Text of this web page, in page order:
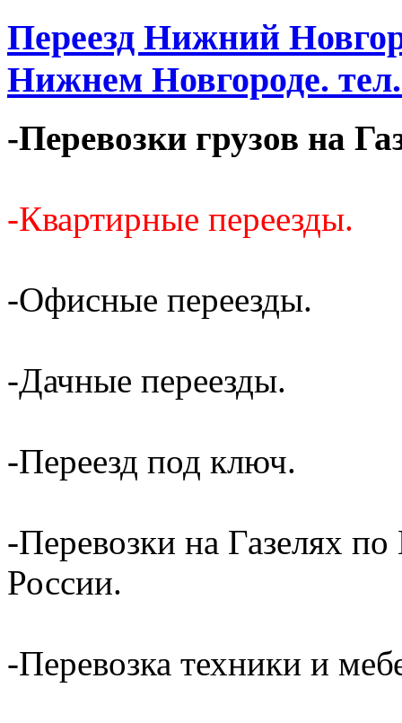
Переезд Нижний
Нижнем Новгороде.
-Перевозки грузов на
-Квартирные переезды.
-Офисные переезды.
-Дачные переезды.
-Переезд под ключ.
-Перевозки на Газелях
России.
-Перевозка техники и